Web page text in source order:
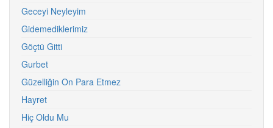
Geceyi Neyleyim
Gidemediklerimiz
Göçtü Gitti
Gurbet
Güzelliğin On Para Etmez
Hayret
Hiç Oldu Mu